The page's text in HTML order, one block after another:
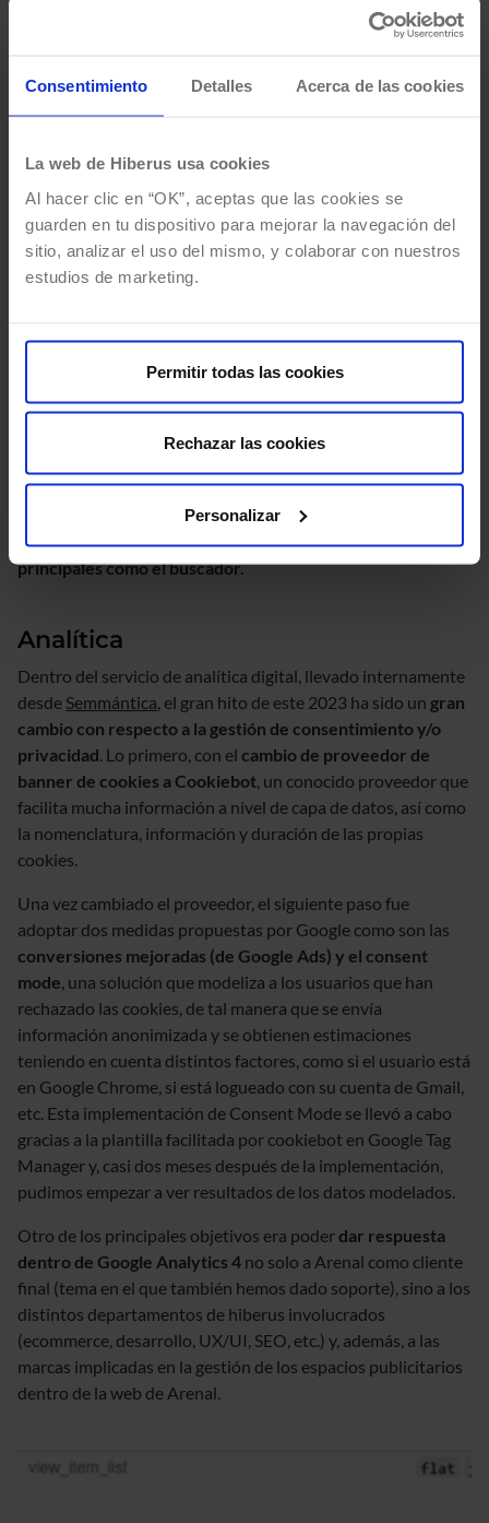
Consentimiento Detalles Acerca de las cookies
La web de Hiberus usa cookies
Al hacer clic en “OK”, aceptas que las cookies se
guarden en tu dispositivo para mejorar la navegación del
sitio, analizar el uso del mismo, y colaborar con nuestros
estudios de marketing.
Permitir todas las cookies
Personalizar
Rechazar las cookies
diferentes en una misma página y poder detectar cuál es la
mejor versión posible. Para ello, llevado a cabo un análisis
exhaustivo detectando problemas e ideando propuestas que
también el tráfico y la conversión en la web. En diversos
tests hemos logrado aumentar elporcentaje de conversión,
el tráfico en ciertas categorías y el uso de elementos
principales como el buscador.
Analítica
Dentro del servicio de analítica digital, llevado internamente
desde Semmántica , el gran hito de este 2023 ha sido un gran
cambio con respecto a la gestión de consentimiento y/o
privacidad . Lo primero, con el cambio de proveedor de
banner de cookies a Cookiebot , un conocido proveedor que
facilita mucha información a nivel de capa de datos, así como
la nomenclatura, información y duración de las propias
cookies.
Una vez cambiado el proveedor, el siguiente paso fue
adoptar dos medidas propuestas por Google como son las
conversiones mejoradas (de Google Ads) y el consent
mode , una solución que modeliza a los usuarios que han
rechazado las cookies, de tal manera que se envía
información anonimizada y se obtienen estimaciones
teniendo en cuenta distintos factores, como si el usuario está
en Google Chrome, si está logueado con su cuenta de Gmail,
etc. Esta implementación de Consent Mode se llevó a cabo
gracias a la plantilla facilitada por cookiebot en Google Tag
Manager y, casi dos meses después de la implementación,
pudimos empezar a ver resultados de los datos modelados.
Otro de los principales objetivos era poderdar respuesta
dentro de Google Analytics 4 no solo a Arenal como cliente
final (tema en el que también hemos dado soporte), sino a los
distintos departamentos de hiberus involucrados
(ecommerce, desarrollo, UX/UI, SEO, etc.) y, además, a las
marcas implicadas en la gestión de los espacios publicitarios
dentro de la web de Arenal.